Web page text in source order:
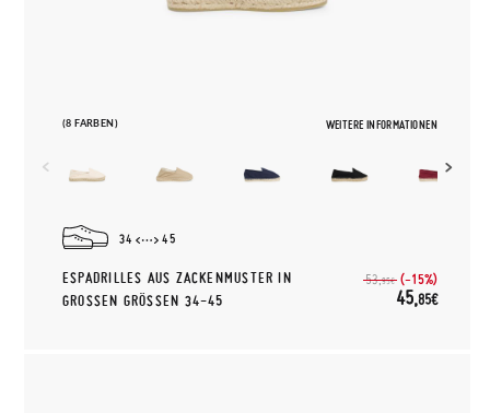
(8 FARBEN) WEITERE INFORMATIONEN
34 45
ESPADRILLES AUS ZACKENMUSTER IN
GROSSEN GRÖSSEN 34-45
53,95€ (-15%)
45,85€